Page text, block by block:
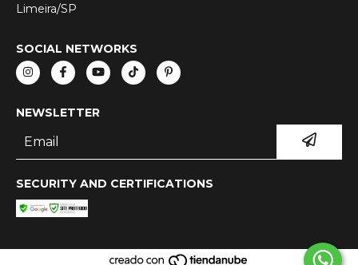
Limeira/SP
SOCIAL NETWORKS
NEWSLETTER
SECURITY AND CERTIFICATIONS